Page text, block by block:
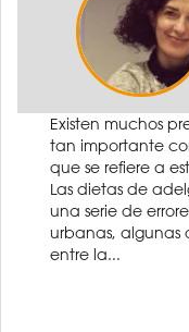
Existen muchos
tan importante
que se refiere a
Las dietas de
una serie de
urbanas, algunas
entre la...